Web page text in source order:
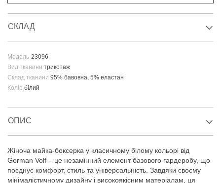
СКЛАД
Модель 23096
Вид тканини трикотаж
Склад тканини 95% бавовна, 5% еластан
Колір білий
ОПИС
Жіноча майка-боксерка у класичному білому кольорі від
German Volf – це незамінний елемент базового гардеробу, що
поєднує комфорт, стиль та універсальність. Завдяки своєму
мінімалістичному дизайну і високоякісним матеріалам, ця